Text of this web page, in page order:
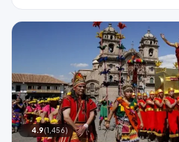
4.9(1,456)